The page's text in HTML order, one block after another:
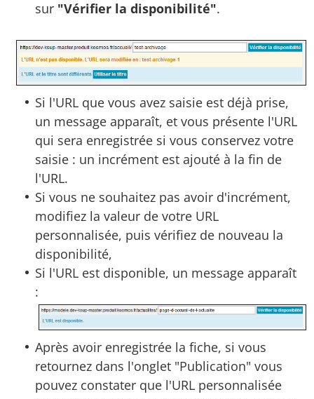
sur "Vérifier la disponibilité".
Si l'URL que vous avez saisie est déjà prise,
un message apparaît, et vous présente l'URL
qui sera enregistrée si vous conservez votre
saisie : un incrément est ajouté à la fin de
l'URL.
Si vous ne souhaitez pas avoir d'incrément,
modifiez la valeur de votre URL
personnalisée, puis vérifiez de nouveau la
disponibilité,
Si l'URL est disponible, un message apparaît
:
Après avoir enregistrée la fiche, si vous
retournez dans l'onglet "Publication" vous
pouvez constater que l'URL personnalisée